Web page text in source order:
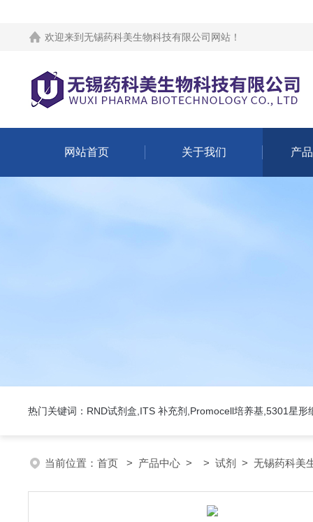
欢迎来到 无锡药科美生物科技有限公司网站 ！
网站首页 关于我们 产
热门关键词：RND试剂盒,ITS 补充剂,Promocell培养基,5301星形
当前位置： 首页 > 产品中心 > > 试剂 > 无锡药科美